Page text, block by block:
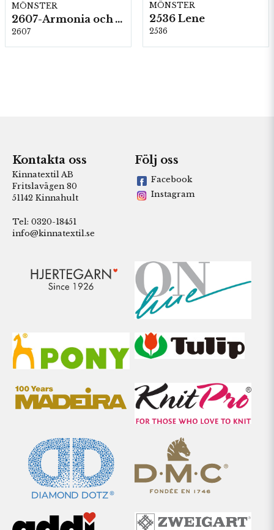
MÖNSTER
2607-Armonia och Alpaca 400
2607
MÖNSTER
2536 Lene
2536
Kontakta oss
Kinnatextil AB
Fritslavägen 80
51142 Kinnahult
Tel: 0320-18451
info@kinnatextil.se
Följ oss
Facebook
Instagram